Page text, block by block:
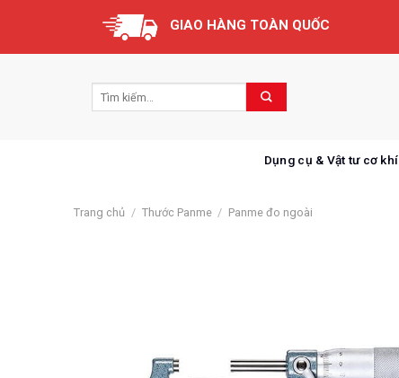
content
GIAO HÀNG TOÀN QUỐC
Dụng cụ & Vật tư cơ khí
Trang chủ / Thước Panme / Panme đo ngoài